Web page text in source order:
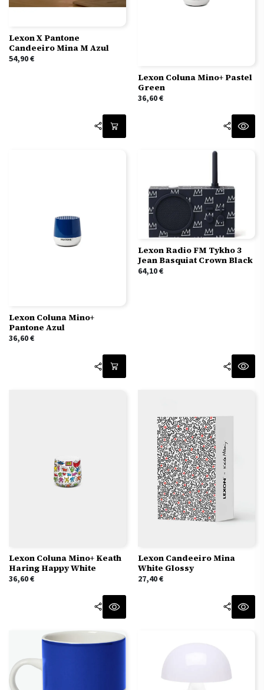
Lexon X Pantone
Candeeiro Mina M Azul
54,90€
Lexon Coluna Mino+ Pastel
Green
36,60€
Lexon Coluna Mino+
Pantone Azul
36,60€
Lexon Radio FM Tykho 3
Jean Basquiat Crown Black
64,10€
Lexon Coluna Mino+ Keath
Haring Happy White
36,60€
Lexon Candeeiro Mina
White Glossy
27,40€